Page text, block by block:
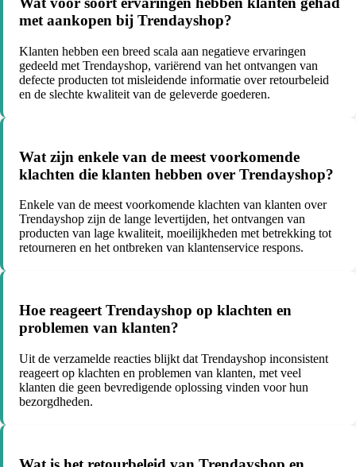
met aankopen bij Trendayshop?
Klanten hebben een breed scala aan negatieve ervaringen
gedeeld met Trendayshop, variërend van het ontvangen van
defecte producten tot misleidende informatie over retourbeleid
en de slechte kwaliteit van de geleverde goederen.
Wat zijn enkele van de meest voorkomende
klachten die klanten hebben over Trendayshop?
Enkele van de meest voorkomende klachten van klanten over
Trendayshop zijn de lange levertijden, het ontvangen van
producten van lage kwaliteit, moeilijkheden met betrekking tot
retourneren en het ontbreken van klantenservice respons.
Hoe reageert Trendayshop op klachten en
problemen van klanten?
Uit de verzamelde reacties blijkt dat Trendayshop inconsistent
reageert op klachten en problemen van klanten, met veel
klanten die geen bevredigende oplossing vinden voor hun
bezorgdheden.